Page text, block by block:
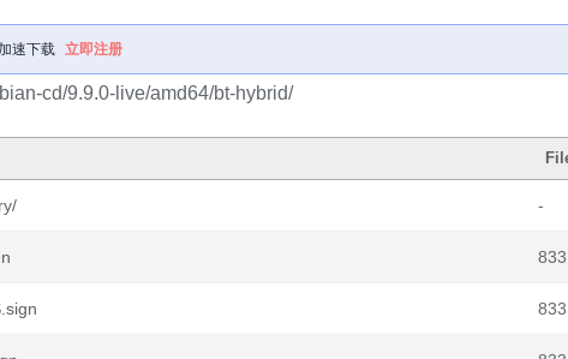
速下载 立即注册
cd/9.9.0-live/amd64/bt-hybrid/
-